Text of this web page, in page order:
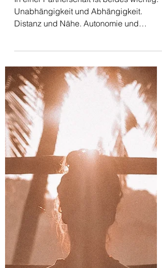
Die Balance zwischen
Abhängigkeit und
Unabhängigkeit in der
Partnerschaft finden
In einer Partnerschaft ist beides wichtig:
Unabhängigkeit und Abhängigkeit.
Distanz und Nähe. Autonomie und
Verbundenheit.